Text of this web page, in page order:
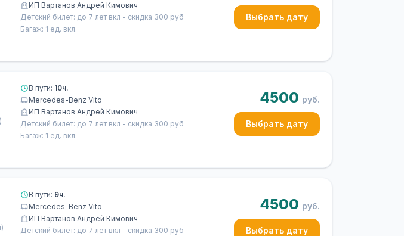
ИП Вартанов Андрей Кимович
Детский билет: до 7 лет вкл - скидка 300 руб
Багаж: 1 ед. вкл.
Выбрать дату
В пути: 10ч.
Mercedes-Benz Vito
ИП Вартанов Андрей Кимович
Детский билет: до 7 лет вкл - скидка 300 руб
Багаж: 1 ед. вкл.
4500 руб.
Выбрать дату
В пути: 9ч.
Mercedes-Benz Vito
ИП Вартанов Андрей Кимович
Детский билет: до 7 лет вкл - скидка 300 руб
4500 руб.
Выбрать дату